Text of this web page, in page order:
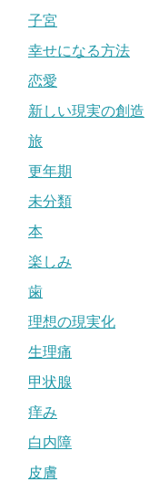
子宮
幸せになる方法
恋愛
新しい現実の創造
旅
更年期
未分類
本
楽しみ
歯
理想の現実化
生理痛
甲状腺
痒み
白内障
皮膚